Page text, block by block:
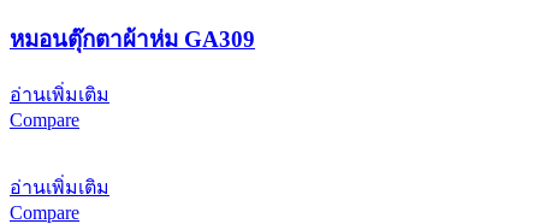
หมอนตุ๊กตาผ้าห่ม GA309
อ่านเพิ่มเติม
Compare
อ่านเพิ่มเติม
Compare